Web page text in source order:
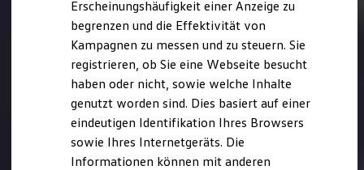
Marke und Erlebnis
Volkswagen R und R Experience
R-Modelle
R Experience
Driving Experience
Volkswagen entdecken
Werkbesichtigung
Lifestyle Shop
T-Roc Kollektion
Golf Kollektion
Erscheinungshäufigkeit einer Anzeige zu
begrenzen und die Effektivität von
Kampagnen zu messen und zu steuern. Sie
registrieren, ob Sie eine Webseite besucht
haben oder nicht, sowie welche Inhalte
genutzt worden sind. Dies basiert auf einer
eindeutigen Identifikation Ihres Browsers
sowie Ihres Internetgeräts. Die
Informationen können mit anderen